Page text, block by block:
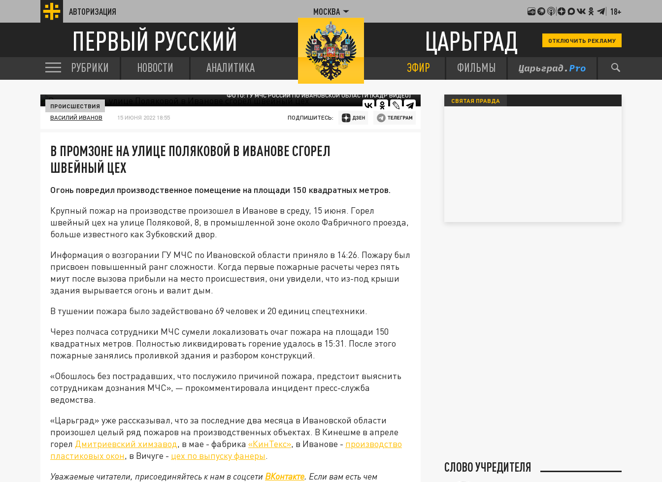
АВТОРИЗАЦИЯ МОСКВА 18+
ПЕРВЫЙ РУССКИЙ ЦАРЬГРАД ОТКЛЮЧИТЬ РЕКЛАМУ
РУБРИКИ НОВОСТИ АНАЛИТИКА ЭФИР ФИЛЬМЫ
ФОТО: ГУ МЧС РОССИИ ПО ИВАНОВСКОЙ ОБЛАСТИ (КАДР ВИДЕО)
ПРОИСШЕСТВИЯ
ВАСИЛИЙ ИВАНОВ 15 ИЮНЯ 2022 18:55 ПОДПИШИТЕСЬ:
В ПРОМЗОНЕ НА УЛИЦЕ ПОЛЯКОВОЙ В ИВАНОВЕ СГОРЕЛ
ШВЕЙНЫЙ ЦЕХ
Огонь повредил производственное помещение на площади 150 квадратных метров.
Крупный пожар на производстве произошел в Иванове в среду, 15 июня. Горел
швейный цех на улице Поляковой, 8, в промышленной зоне около Фабричного проезда,
больше известного как Зубковский двор.
Информация о возгорании ГУ МЧС по Ивановской области приняло в 14:26. Пожару был
присвоен повышенный ранг сложности. Когда первые пожарные расчеты через пять
миут после вызова прибыли на место происшествия, они увидели, что из-под крыши
здания вырывается огонь и валит дым.
В тушении пожара было задействовано 69 человек и 20 единиц спецтехники.
Через полчаса сотрудники МЧС сумели локализовать очаг пожара на площади 150
квадратных метров. Полностью ликвидировать горение удалось в 15:31. После этого
пожарные занялись проливкой здания и разбором конструкций.
«Обошлось без пострадавших, что послужило причиной пожара, предстоит выяснить
сотрудникам дознания МЧС», — прокомментировала инцидент пресс-служба
ведомства.
«Царьград» уже рассказывал, что за последние два месяца в Ивановской области
произошел целый ряд пожаров на производственных объектах. В Кинешме в апреле
горел Дмитриевский химзавод, в мае - фабрика «КинТекс», в Иванове - производство
пластиковых окон, в Вичуге - цех по выпуску фанеры.
Уважаемые читатели, присоединяйтесь к нам в соцсети ВКонтакте. Если вам есть чем
СВЯТАЯ ПРАВДА
СЛОВО УЧРЕДИТЕЛЯ